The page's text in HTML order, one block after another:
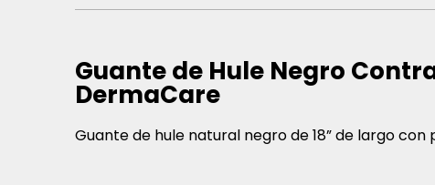
Guante de Hule Negro
DermaCare
Guante de hule natural negro de 18” de largo con